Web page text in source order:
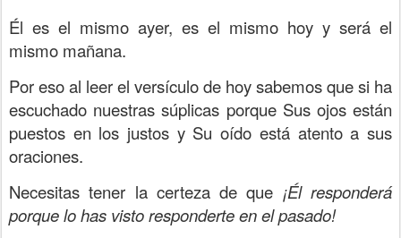
Él es el mismo ayer, es el mismo hoy y será el
mismo mañana.
Por eso al leer el versículo de hoy sabemos que si ha
escuchado nuestras súplicas porque Sus ojos están
puestos en los justos y Su oído está atento a sus
oraciones.
Necesitas tener la certeza de que ¡Él responderá
porque lo has visto responderte en el pasado!